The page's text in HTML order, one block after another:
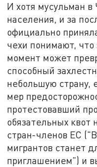
И хотя мусульман
населения, и за
официально
чехи понимают, что
момент может
способный
небольшую страну,
мер
протестовавший
обязательных
стран-членов ЕС
мигрантов станет
приглашением") и